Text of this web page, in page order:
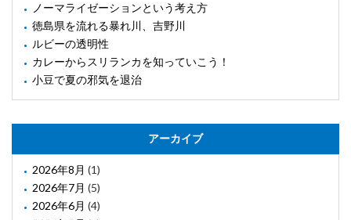
ノーマライゼーションという考え方
徳島県を流れる暴れ川、吉野川
ルビーの透明性
カレーからスリランカを知っていこう！
小豆で夏の邪気を退治
アーカイブ
2026年8月 (1)
2026年7月 (5)
2026年6月 (4)